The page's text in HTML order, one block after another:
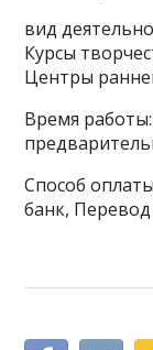
вид
Курсы
Центры
Время
Способ
банк,